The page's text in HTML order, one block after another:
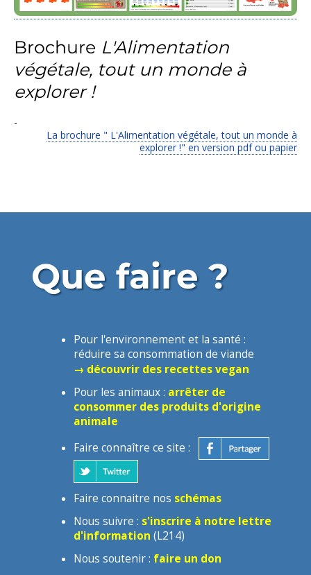
Brochure L'Alimentation
végétale, tout un monde à
explorer !
-
La brochure " L'Alimentation végétale, tout un monde à
explorer !" en version pdf ou papier
Que faire ?
Pour l'environnement et la santé :
réduire sa consommation de viande
→ découvrir des recettes vegan
Pour les animaux : arrêter de
consommer des produits d'origine
animale
Faire connaître ce site :
Faire connaitre nos schémas
Nous suivre : s'inscrire à notre lettre
d'information (L214)
Nous soutenir : faire un don